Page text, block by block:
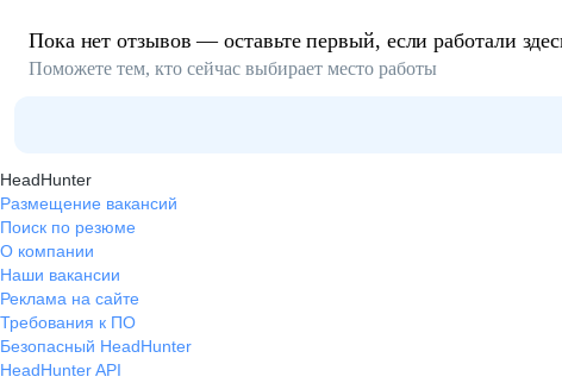
Пока нет отзывов — оставьте первый, если работали
Поможете тем, кто сейчас выбирает место работы
HeadHunter
Размещение вакансий
Поиск по резюме
О компании
Наши вакансии
Реклама на сайте
Требования к ПО
Безопасный HeadHunter
HeadHunter API